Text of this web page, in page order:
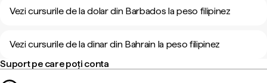
Vezi cursurile de la dolar din Barbados la peso filipinez
Vezi cursurile de la dinar din Bahrain la peso filipinez
Suport pe care poți conta